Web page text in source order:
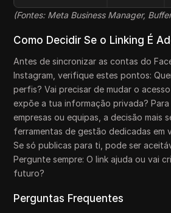
(Fontes: Meta Business Manager,
Como Decidir Se o Linking É
Antes de sincronizar as contas do
Instagram, verifique estes pontos:
perfis? Vai precisar de mudar o
expõe a tua informação privada? Para
empresas ou equipas, a decisão mais
ferramentas de gestão dedicadas em
Se só publicas para ti, pode ser
Pergunte sempre: O link ajuda ou vai
futuro?
Perguntas Frequentes